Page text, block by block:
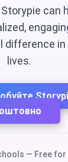
can
difference in
lives.
— Free for